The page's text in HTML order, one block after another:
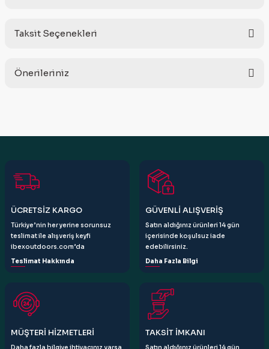
Taksit Seçenekleri
Önerileriniz
Görüş ve önerileriniz için teşekkür ederiz.
Ürün resmi kalitesiz, bozuk veya görüntülenemiyor.
Ürün açıklamasında eksik bilgiler bulunuyor.
Bu ürüne benzer farklı alternatifler olmalı.
Gönder
ÜCRETSİZ KARGO
Türkiye’nin her yerine sorunsuz
teslimat ile alışveriş keyfi
ibexoutdoors.com’da
Teslimat Hakkında
GÜVENLİ ALIŞVERİŞ
Satın aldığınız ürünleri 14 gün
içerisinde koşulsuz iade
edebilirsiniz.
Daha Fazla Bilgi
MÜŞTERİ HİZMETLERİ TAKSİT İMKANI